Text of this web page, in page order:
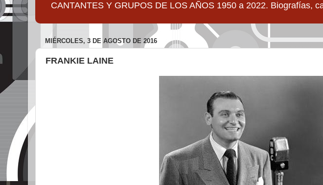
CANTANTES Y GRUPOS DE LOS AÑOS 1950 a 2022. Biografías,
MIÉRCOLES, 3 DE AGOSTO DE 2016
FRANKIE LAINE